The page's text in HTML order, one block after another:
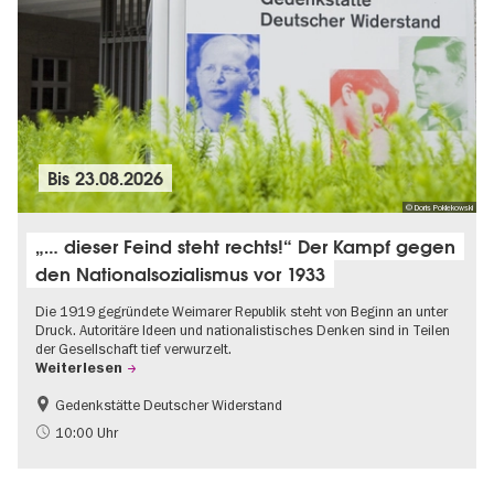
© Doris Poklekowski
Bis23.08.2026
„… dieser Feind steht rechts!“ Der Kampf gegen
den Nationalsozialismus vor 1933
Die 1919 gegründete Weimarer Republik steht von Beginn an unter
Druck. Autoritäre Ideen und nationalistisches Denken sind in Teilen
der Gesellschaft tief verwurzelt.
Weiterlesen
Gratis
NS-Geschichte
Gedenkstätte Deutscher Widerstand
10:00 Uhr